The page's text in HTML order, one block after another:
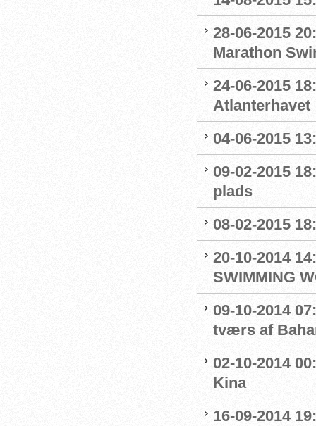
28-06-2015
Marathon
24-06-2015
Atlanterhavet
04-06-2015
09-02-2015
plads
08-02-2015
20-10-2014
SWIMMING
09-10-2014
tværs af
02-10-2014
Kina
16-09-2014